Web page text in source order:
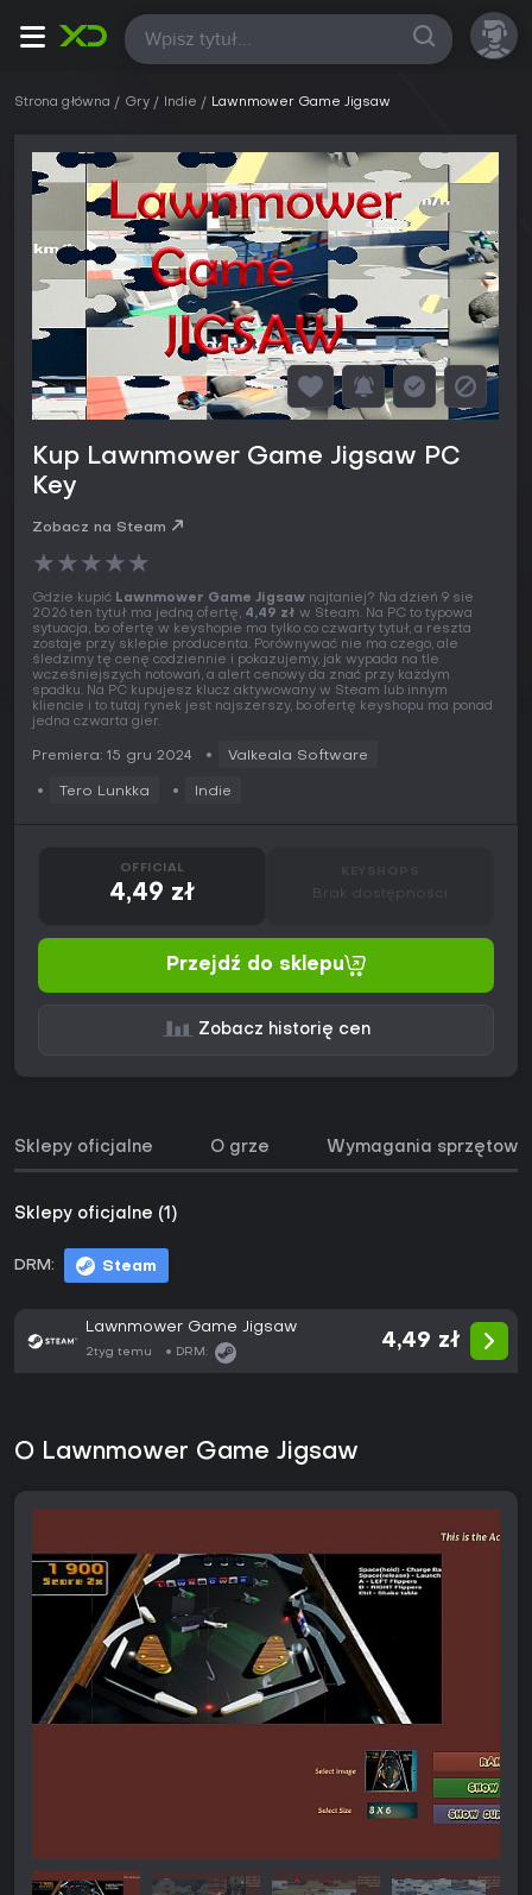
Wszystkie
Strona główna Gry Indie Lawnmower Game Jigsaw
Kup Lawnmower Game Jigsaw PC
Key
Zobacz na Steam
★★★★★
Gdzie kupić Lawnmower Game Jigsaw najtaniej? Na dzień 9 sie
2026 ten tytuł ma jedną ofertę, 4,49 zł w Steam. Na PC to typowa
sytuacja, bo ofertę w keyshopie ma tylko co czwarty tytuł, a reszta
zostaje przy sklepie producenta. Porównywać nie ma czego, ale
śledzimy tę cenę codziennie i pokazujemy, jak wypada na tle
wcześniejszych notowań, a alert cenowy da znać przy każdym
spadku. Na PC kupujesz klucz aktywowany w Steam lub innym
kliencie i to tutaj rynek jest najszerszy, bo ofertę keyshopu ma ponad
jedna czwarta gier.
Premiera: 15 gru 2024 Valkeala Software
Tero Lunkka Indie
OFFICIAL
4,49 zł Brak dostępności
Przejdź do sklepu
Zobacz historię cen
Sklepy oficjalne O grze Wymagania sprzętowe
Sklepy oficjalne (1)
DRM: Steam
Lawnmower Game Jigsaw
2tyg temu DRM:
4,49 zł
O Lawnmower Game Jigsaw